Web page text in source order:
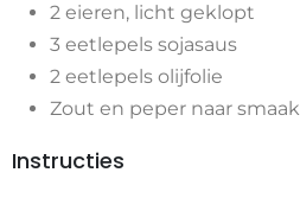
2 eieren, licht geklopt
3 eetlepels sojasaus
2 eetlepels olijfolie
Zout en peper naar smaak
Instructies